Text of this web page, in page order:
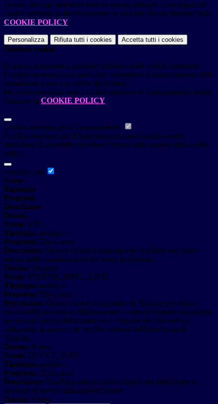
Questo sito o gli strumenti terzi da questo utilizzati si avvalgono di
cookie necessari al funzionamento ed utili alle finalità illustrate nella
COOKIE POLICY.
Personalizza Rifiuta tutti i cookies Accetta tutti i cookies
Gestione cookie
In questa schermata è possibile scegliere quali cookie consentire.
I cookie necessari sono quelli che consentono il funzionamento della
piattaforma e non è possibile disabilitarli.
Per conoscere quali sono i cookie necessari al funzionamento potete
visionare la COOKIE POLICY.
Cookie necessari per il funzionamento
I cookie necessari per il funzionamento non possono essere
disabilitati. È possibile consultare l'elenco nella pagina della cookie
policy.
youtube.com
Nome
Tipologia
Proprieta
Descrizione
Durata
Nome: YSC
Tipologia: analitico
Proprieta: Terza-parte
Descrizione: Questo cookie è impostato da YouTube per tenere
traccia delle visualizzazioni dei video incorporati.
Durata: Sessione
Nome: VISITOR_INFO1_LIVE
Tipologia: analitico
Proprieta: Terza-parte
Descrizione: Questo cookie è impostato da Youtube per tenere
traccia delle preferenze dell'utente per i video di Youtube incorporati
nei siti; può anche determinare se il visitatore del sito web sta
utilizzando la nuova o la vecchia versione dell'interfaccia di
Youtube.
Durata: 6 mesi
Nome: DEVICE_INFO
Tipologia: analitico
Proprieta: Terza-parte
Descrizione: YouTube utilizza questo cookie per identificare la
tipologia di device utilizzata dall'utente
Durata: 6 mesi